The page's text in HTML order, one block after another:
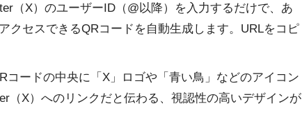
（X）のユーザーID（@以降）を入力するだけで、あ
クセスできるQRコードを自動生成します。URLをコピ
コードの中央に「X」ロゴや「青い鳥」などのアイコン
（X）へのリンクだと伝わる、視認性の高いデザインが